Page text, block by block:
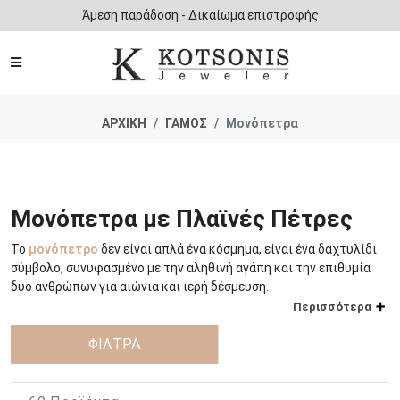
Άμεση παράδοση - Δικαίωμα επιστροφής
ΑΡΧΙΚΗ ΓΑΜΟΣ Μονόπετρα
Μονόπετρα με Πλαϊνές Πέτρες
Το μονόπετρο δεν είναι απλά ένα κόσμημα, είναι ένα δαχτυλίδι
σύμβολο, συνυφασμένο με την αληθινή αγάπη και την επιθυμία
δυο ανθρώπων για αιώνια και ιερή δέσμευση.
Το μονόπετρο δαχτυλίδι, είναι το κόσμημα που κατά την
παράδοση προσφέρει ο άντρας στην εκλεκτή της καρδιάς του
την στιγμή τηςπρότασης γάμου. Σύμφωνα με την ιστορία, το
πρώτο μονόπετρο χαρίστηκε το 1477 από το Δούκα Maximillian
Περισσότερα
ΦΙΛΤΡΑ